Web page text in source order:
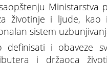
Ministarstva
životinje i ljude,
sistem
definisati i obaveze
i držaoca